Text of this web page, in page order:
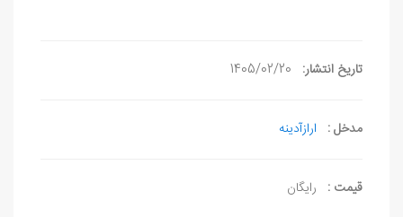
تاریخ انتشار: 1405/02/20
مدخل : ارازآدینه
قیمت : رایگان